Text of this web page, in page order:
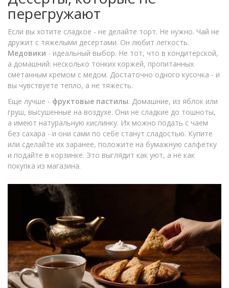
перегружают
Если вы хотите сладкое - не делайте торт. Не нужно. Чай не
дружит с тяжелыми десертами. Он любит легкость.
Медовики - идеальный выбор. Не тот, что в кондитерской,
а домашний: несколько тонких коржей, пропитанных
сметанным кремом с медом. Достаточно одного кусочка - и
вы чувствуете тепло, а не тяжесть.
Еще лучше - фруктовые пастилы. Домашние, из яблок или
груш, высушенные на воздухе. Они не сладкие до тошноты,
а имеют натуральную кислинку. Их можно подать с чаем
без сахара - и они сами по себе станут сладостью. Купите
или сделайте их заранее, положите на бумажную салфетку
и подайте в корзинке. Это выглядит как уют, а не как
покупка из магазина.